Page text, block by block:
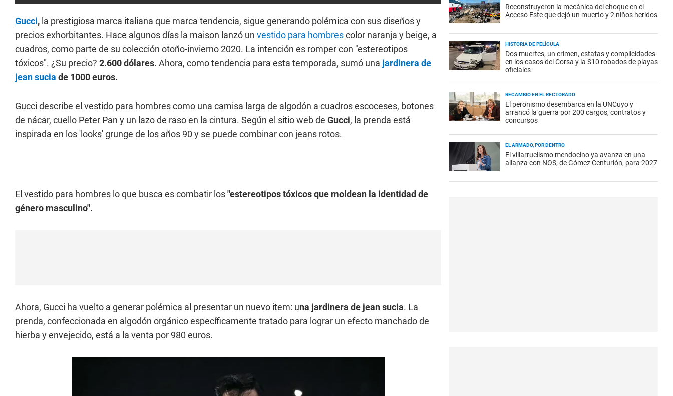
Gucci, la prestigiosa marca italiana que marca tendencia, sigue generando polémica con sus diseños y
precios exhorbitantes. Hace algunos días la maison lanzó un vestido para hombrescolor naranja y beige, a
cuadros, como parte de su colección otoño-invierno 2020. La intención es romper con "estereotipos
tóxicos". ¿Su precio? 2.600 dólares. Ahora, como tendencia para esta temporada, sumó una jardinera de
jean sucia de 1000 euros.
Gucci describe el vestido para hombres como una camisa larga de algodón a cuadros escoceses, botones
de nácar, cuello Peter Pan y un lazo de raso en la cintura. Según el sitio web de Gucci, la prenda está
inspirada en los 'looks' grunge de los años 90 y se puede combinar con jeans rotos.
El vestido para hombres lo que busca es combatir los"estereotipos tóxicos que moldean la identidad de
género masculino".
Ahora, Gucci ha vuelto a generar polémica al presentar un nuevo item: una jardinera de jean sucia. La
prenda, confeccionada en algodón orgánico específicamente tratado para lograr un efecto manchado de
hierba y envejecido, está a la venta por 980 euros.
Reconstruyeron la mecánica del choque en el
Acceso Este que dejó un muerto y 2 niños heridos
HISTORIA DE PELÍCULA
Dos muertes, un crimen, estafas y complicidades
en los casos del Corsa y la S10 robados de playas
oficiales
RECAMBIO EN EL RECTORADO
El peronismo desembarca en la UNCuyo y
arrancó la guerra por 200 cargos, contratos y
concursos
EL ARMADO, POR DENTRO
El villarruelismo mendocino ya avanza en una
alianza con NOS, de Gómez Centurión, para 2027